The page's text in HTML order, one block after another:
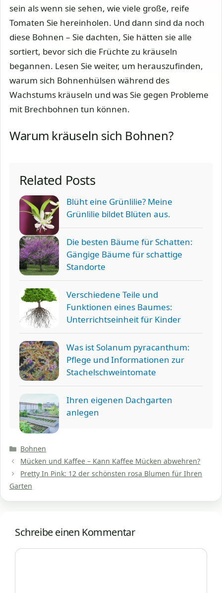
sein als wenn sie sehen, wie viele große, reife
Tomaten Sie hereinholen. Und dann sind da noch
diese Bohnen – Sie dachten, Sie hätten sie alle
sortiert, bevor sich die Früchte zu kräuseln
begannen. Lesen Sie weiter, um herauszufinden,
warum sich Bohnenhülsen während des
Wachstums kräuseln und was Sie gegen Probleme
mit Brechbohnen tun können.
Warum kräuseln sich Bohnen?
Related Posts
Blüht eine Grünlilie? Meine
Grünlilie bildet Blüten aus.
Die besten Bäume für Schatten:
Gängige Bäume für schattige
Standorte
Verschiedene Teile und
Funktionen eines Baumes:
Unterrichtseinheit für Kinder
Was ist Solanum pyracanthum:
Pflege und Informationen zur
Stachelschweintomate
Ihren eigenen Dachgarten
anlegen
Kategorien
Bohnen
Mücken und Kaffee – Kann Kaffee Mücken abwehren?
Pretty In Pink: 12 der schönsten rosa Blumen für Ihren
Garten
Schreibe einen Kommentar
Kommentar